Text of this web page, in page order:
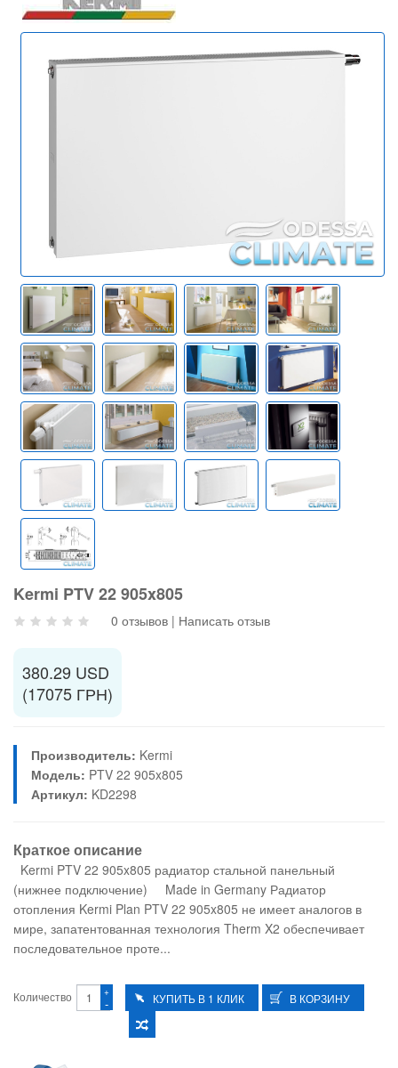
Kermi PTV 22 905x805
0 отзывов | Написать отзыв
380.29 USD
(17075 ГРН)
Производитель: Kermi
Модель: PTV 22 905x805
Артикул: KD2298
Краткое описание
Kermi PTV 22 905x805 радиатор стальной панельный
(нижнее подключение) Made in Germany Радиатор
отопления Kermi Plan PTV 22 905x805 не имеет аналогов в
мире, запатентованная технология Therm X2 обеспечивает
последовательное проте...
Количество -
+